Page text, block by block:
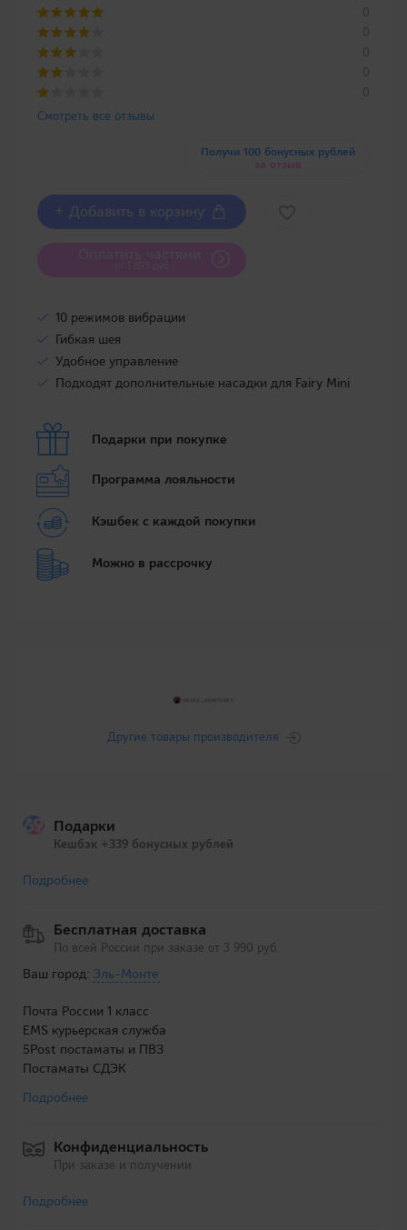
0
0
0
0
0
Смотреть все отзывы
Получи 100 бонусных рублей
за отзыв
+ Добавить в корзину
10 режимов вибрации
Гибкая шея
Удобное управление
Подходят дополнительные насадки для Fairy Mini
Подарки при покупке
Программа лояльности
Кэшбек с каждой покупки
Можно в рассрочку
Другие товары производителя
Подарки
Кешбэк +339 бонусных рублей
Подробнее
Бесплатная доставка
По всей России при заказе от 3 990 руб.
Ваш город: Эль-Монте
Почта России 1 класс
EMS курьерская служба
5Post постаматы и ПВЗ
Постаматы СДЭК
Подробнее
Конфиденциальность
При заказе и получении
Подробнее